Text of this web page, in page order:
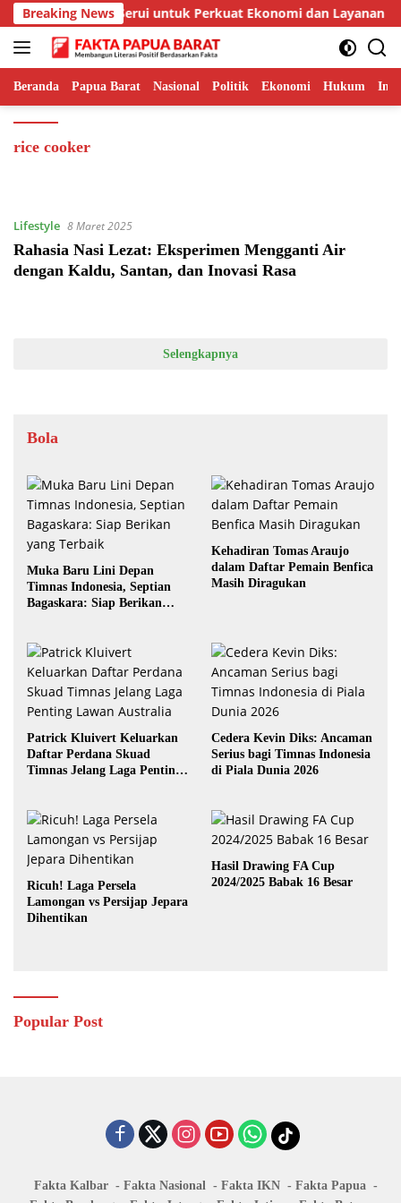
Langsung
ke
konten
Breaking News
dan Bandara Serui untuk Perkuat Ekonomi dan Layanan
Beranda Papua Barat Nasional Politik Ekonomi Hukum
rice cooker
Lifestyle 8 Maret 2025
Rahasia Nasi Lezat: Eksperimen Mengganti Air
dengan Kaldu, Santan, dan Inovasi Rasa
Selengkapnya
Bola
Muka Baru Lini Depan
Timnas Indonesia, Septian
Bagaskara: Siap Berikan
Kehadiran Tomas Araujo
dalam Daftar Pemain Benfica
Masih Diragukan
Patrick Kluivert Keluarkan
Daftar Perdana Skuad
Timnas Jelang Laga Penting
Cedera Kevin Diks: Ancaman
Serius bagi Timnas Indonesia
di Piala Dunia 2026
Ricuh! Laga Persela
Lamongan vs Persijap Jepara
Dihentikan
Hasil Drawing FA Cup
2024/2025 Babak 16 Besar
Popular Post
Fakta Kalbar Fakta Nasional Fakta IKN
Fakta Papua